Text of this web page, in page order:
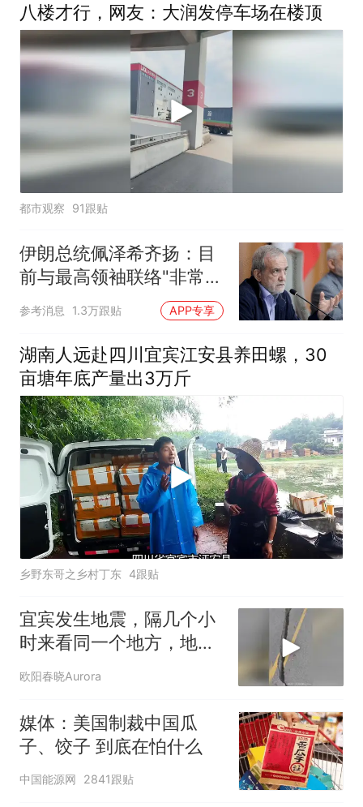
八楼才行，网友：大润发停车场在楼顶
都市观察 91跟贴
伊朗总统佩泽希齐扬：目
前与最高领袖联络"非常困
难"
参考消息 1.3万跟贴 APP专享
湖南人远赴四川宜宾江安县养田螺，30
亩塘年底产量出3万斤
乡野东哥之乡村丁东 4跟贴
宜宾发生地震，隔几个小
时来看同一个地方，地面
又沉下去了很多
欧阳春晓Aurora
媒体：美国制裁中国瓜
子、饺子 到底在怕什么
中国能源网 2841跟贴